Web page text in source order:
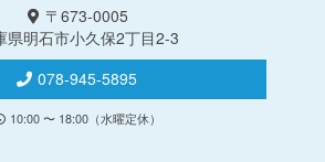
〒673-0005
県明石市小久保2丁目2-3
078-945-5895
10:00 〜 18:00（水曜定休）